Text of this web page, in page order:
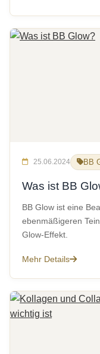
25.06.2024 BB
Was ist BB
BB Glow ist eine
ebenmäßigeren
Glow-Effekt.
Mehr Details